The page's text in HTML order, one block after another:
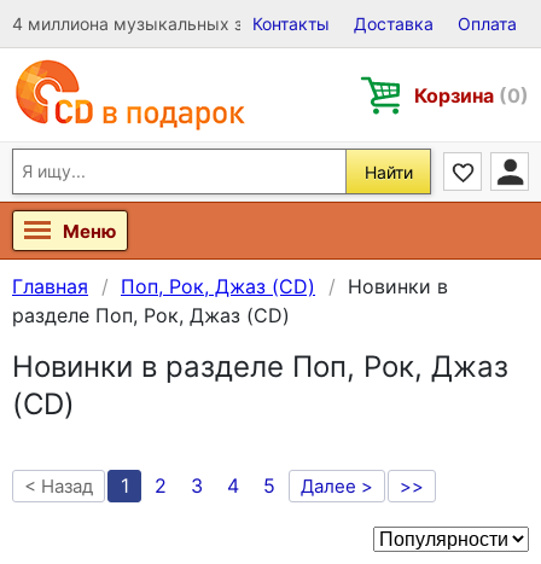
4 миллиона музыкальных записей на Виниле, CD и DVD
Контакты Доставка Оплата
Корзина (0)
Найти
Меню
Главная Поп, Рок, Джаз (CD)
Новинки в
разделе Поп, Рок, Джаз (CD)
Новинки в разделе Поп, Рок, Джаз
(CD)
< Назад 1 2 3 4 5 Далее > >>